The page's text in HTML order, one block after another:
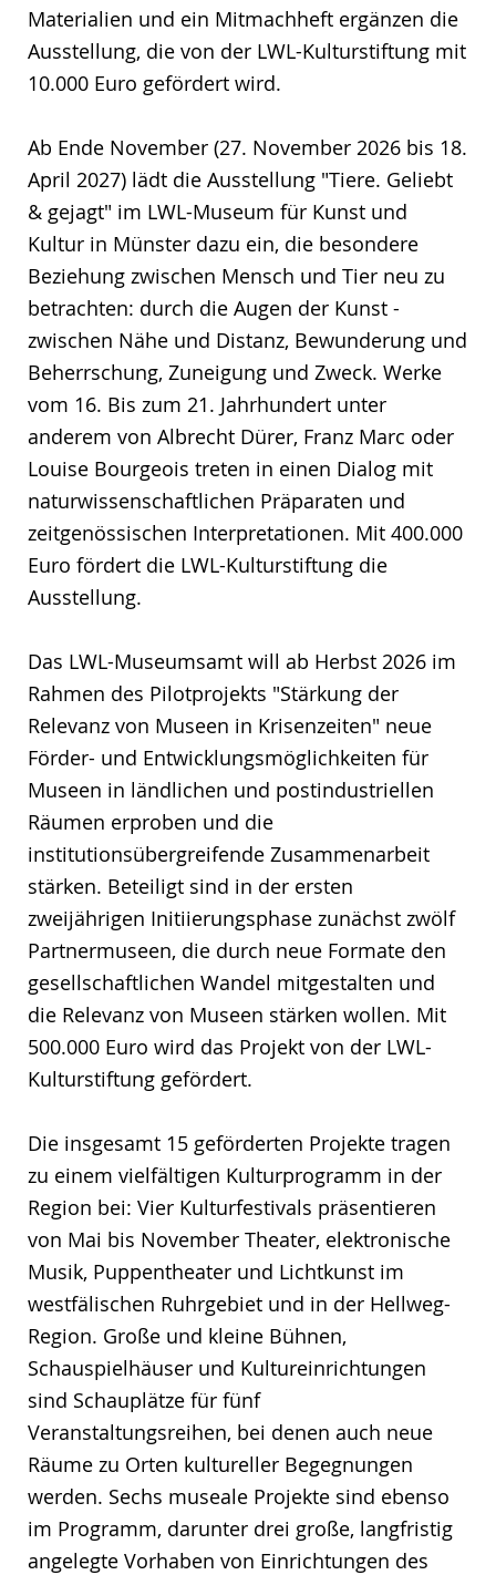
Materialien und ein Mitmachheft ergänzen die
Ausstellung, die von der LWL-Kulturstiftung mit
10.000 Euro gefördert wird.
Ab Ende November (27. November 2026 bis 18.
April 2027) lädt die Ausstellung "Tiere. Geliebt
& gejagt" im LWL-Museum für Kunst und
Kultur in Münster dazu ein, die besondere
Beziehung zwischen Mensch und Tier neu zu
betrachten: durch die Augen der Kunst -
zwischen Nähe und Distanz, Bewunderung und
Beherrschung, Zuneigung und Zweck. Werke
vom 16. Bis zum 21. Jahrhundert unter
anderem von Albrecht Dürer, Franz Marc oder
Louise Bourgeois treten in einen Dialog mit
naturwissenschaftlichen Präparaten und
zeitgenössischen Interpretationen. Mit 400.000
Euro fördert die LWL-Kulturstiftung die
Ausstellung.
Das LWL-Museumsamt will ab Herbst 2026 im
Rahmen des Pilotprojekts "Stärkung der
Relevanz von Museen in Krisenzeiten" neue
Förder- und Entwicklungsmöglichkeiten für
Museen in ländlichen und postindustriellen
Räumen erproben und die
institutionsübergreifende Zusammenarbeit
stärken. Beteiligt sind in der ersten
zweijährigen Initiierungsphase zunächst zwölf
Partnermuseen, die durch neue Formate den
gesellschaftlichen Wandel mitgestalten und
die Relevanz von Museen stärken wollen. Mit
500.000 Euro wird das Projekt von der LWL-
Kulturstiftung gefördert.
Die insgesamt 15 geförderten Projekte tragen
zu einem vielfältigen Kulturprogramm in der
Region bei: Vier Kulturfestivals präsentieren
von Mai bis November Theater, elektronische
Musik, Puppentheater und Lichtkunst im
westfälischen Ruhrgebiet und in der Hellweg-
Region. Große und kleine Bühnen,
Schauspielhäuser und Kultureinrichtungen
sind Schauplätze für fünf
Veranstaltungsreihen, bei denen auch neue
Räume zu Orten kultureller Begegnungen
werden. Sechs museale Projekte sind ebenso
im Programm, darunter drei große, langfristig
angelegte Vorhaben von Einrichtungen des